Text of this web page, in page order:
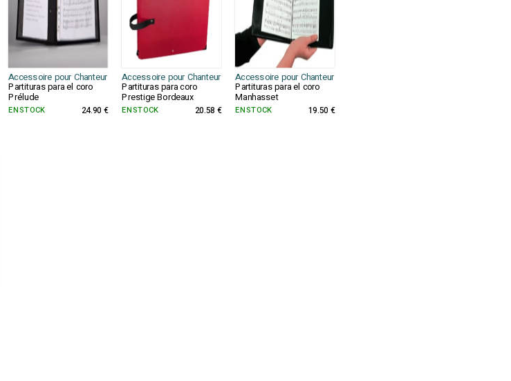
Accessoire pour Chanteur Accessoire pour Chanteur Accessoire pour Chanteur
Partituras para el coro
Prélude
Partituras para coro
Prestige Bordeaux
Partituras para el coro
Manhasset
EN STOCK 24.90 € EN STOCK 20.58 € EN STOCK 19.50 €